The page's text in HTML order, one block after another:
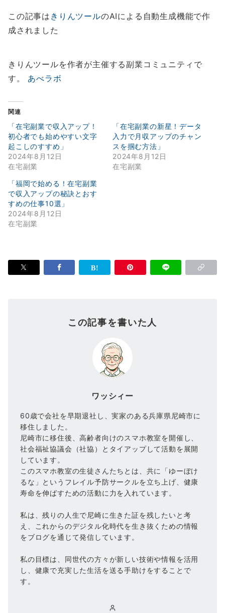
この記事は きりんツールのAIによる自動生成機能で作
成されました
きりんツールを作者が主催する副業コミュニティで
す。 あべラボ
関連
「在宅副業で収入アップ！
初心者でも始めやすい文字
起こしのすすめ」
2024年8月12日
在宅副業
「在宅副業の新星！データ
入力で月収アップのチャン
スを掴む方法」
2024年8月12日
在宅副業
「福岡で始める！在宅副業
で収入アップの秘訣とおす
すめの仕事10選」
2024年8月12日
在宅副業
この記事を書いた人
ワッシィー
60歳で会社を早期退社し、実家のある兵庫県尼崎市に
移住しました。
尼崎市に移住後、高齢者向けのスマホ教室を開催し、
社会福祉協議会（社協）とタイアップして活動を展開
しています。
このスマホ教室の生徒さんたちとは、共に「ゆーぼけ
るな」というフレイル予防サークルを立ち上げ、健康
寿命を伸ばすための活動に力を入れています。
私は、残りの人生で尼崎に生きた証を残したいと考
え、これからのデジタル化時代を生き抜くための情報
をブログを通じて発信しています。
私の目標は、同世代の方々が新しい技術や情報を活用
し、健康で充実した生活を送る手助けをすることで
す。